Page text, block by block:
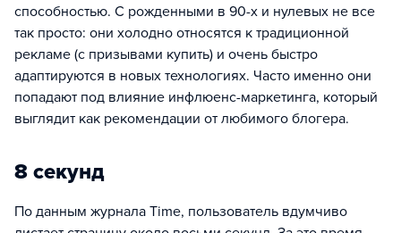
способностью. С рожденными в 90-х и нулевых не все
так просто: они холодно относятся к традиционной
рекламе (с призывами купить) и очень быстро
адаптируются в новых технологиях. Часто именно они
попадают под влияние инфлюенс-маркетинга, который
выглядит как рекомендации от любимого блогера.
8 секунд
По данным журнала Time, пользователь вдумчиво